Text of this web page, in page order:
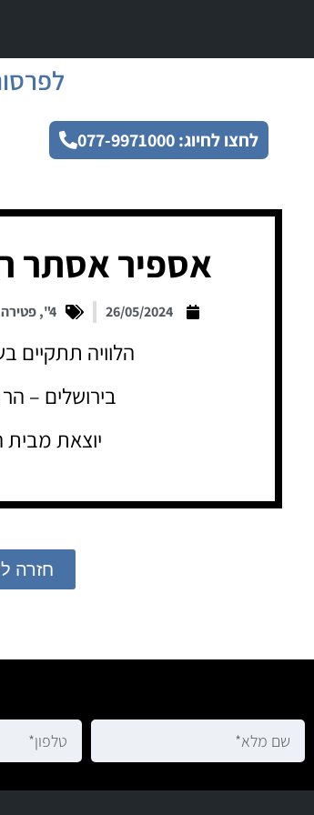
לחצו לחיוג: 077-9971000
אספיר אסתר
26/05/2024
4"
,פטירה
הלוויה תתקיים
בירושלים –
יוצאת
חזרה